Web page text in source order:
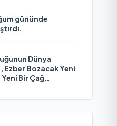
gününde
Dünya
Ezber Bozacak Yeni
Bir Çağ